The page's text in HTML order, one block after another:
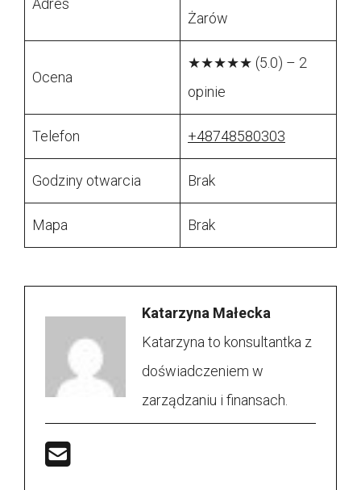
Adres
Żarów
Ocena
★★★★★ (5.0) – 2
opinie
Telefon +48748580303
Godziny otwarcia Brak
Mapa Brak
Katarzyna Małecka
Katarzyna to konsultantka z
doświadczeniem w
zarządzaniu i finansach.